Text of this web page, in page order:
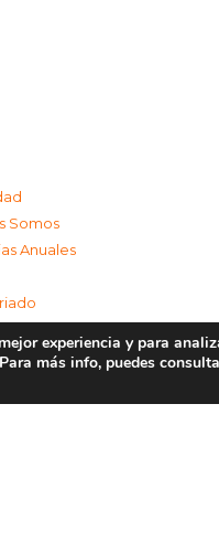
Somos
Anuales
Privacidad
experiencia y para
más info, puedes